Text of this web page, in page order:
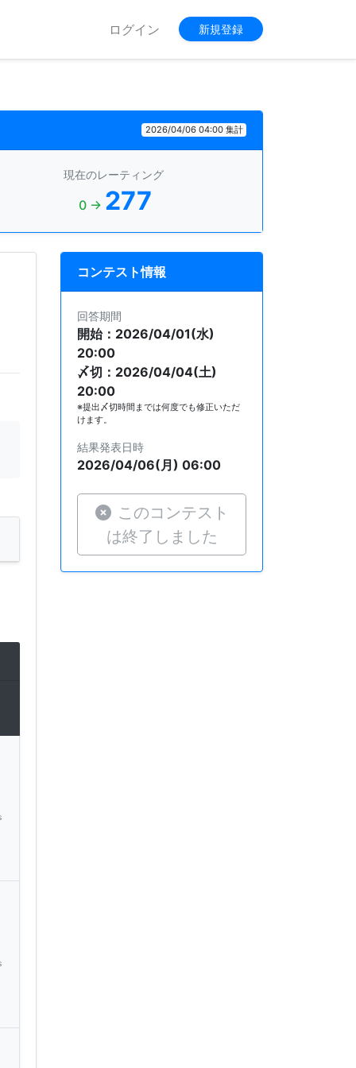
ログイン 新規登録
2026/04/06 04:00 集計
現在のレーティング
0 → 277
コンテスト情報
回答期間
開始：2026/04/01(水)
20:00
〆切：2026/04/04(土)
20:00
※提出〆切時間までは何度でも修正いただ
けます。
結果発表日時
2026/04/06(月) 06:00
このコンテスト
は終了しました